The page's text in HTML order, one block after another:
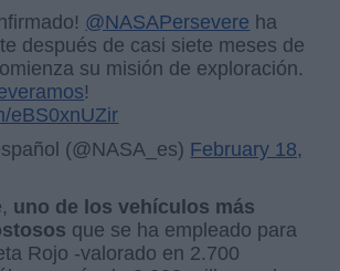
@NASAPersevere ha
después de casi siete meses de
su misión de exploración.
!
eBS0xnUZir
(@NASA_es) February 18,
uno de los vehículos más
que se ha empleado para
Rojo -valorado en 2.700